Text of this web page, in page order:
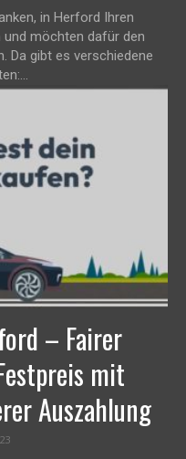
in Herford Ihren
möchten dafür den
Da gibt es verschiedene
– Fairer
mit
Auszahlung